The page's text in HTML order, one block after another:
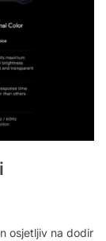
osjetljiv na dodir